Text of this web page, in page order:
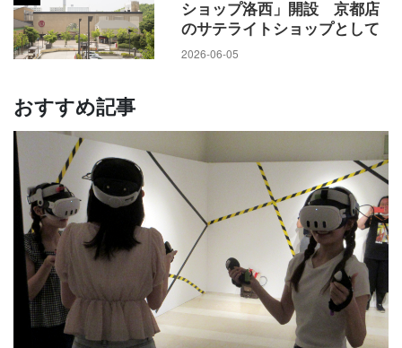
ショップ洛西」開設 京都店
のサテライトショップとして
2026-06-05
おすすめ記事